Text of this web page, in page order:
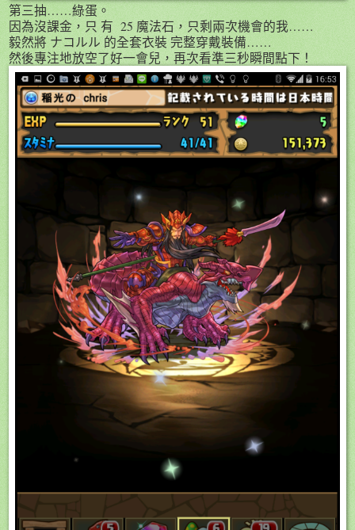
第三抽……綠蛋。
因為沒課金，只 有 25 魔法石，只剩兩次機會的我……
毅然將 ナコルル 的全套衣裝 完整穿戴裝備……
然後專注地放空了好一會兒，再次看準三秒瞬間點下！